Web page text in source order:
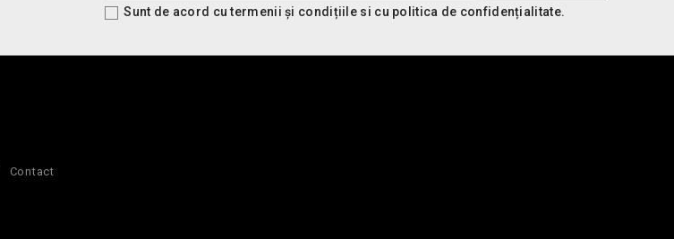
Sunt de acord cu termenii și condițiile si cu politica de confidențialitate.
Contact